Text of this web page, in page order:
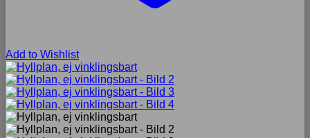
Add to Wishlist